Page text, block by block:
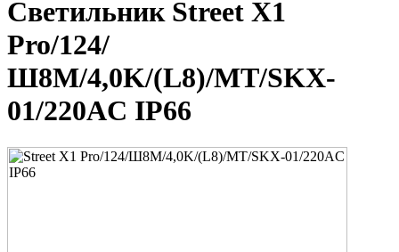
Светильник Street X1
Pro/124/
Ш8M/4,0K/(L8)/MT/SKX-
01/220AC IP66